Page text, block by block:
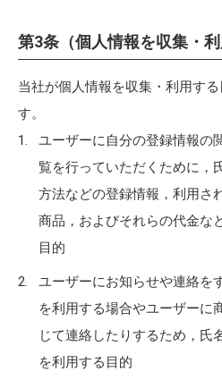
第3条（個人情報を収集・利
当社が個人情報を収集・利用す
す。
ユーザーに自分の登録情報の
覧を行っていただくために，
方法などの登録情報，利用さ
商品，およびそれらの代金な
目的
ユーザーにお知らせや連絡を
を利用する場合やユーザーに
じて連絡したりするため，氏
を利用する目的